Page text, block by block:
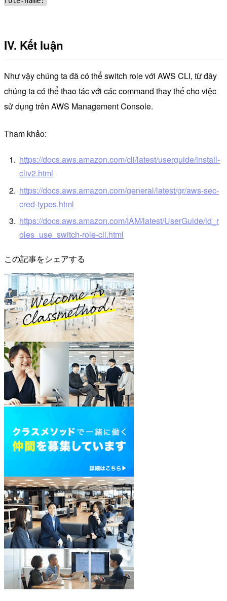
IV. Kết luận
Như vậy chúng ta đã có thể switch role với AWS CLI, từ đây
chúng ta có thể thao tác với các command thay thế cho việc
sử dụng trên AWS Management Console.
Tham khảo:
https://docs.aws.amazon.com/cli/latest/userguide/install-
cliv2.html
https://docs.aws.amazon.com/general/latest/gr/aws-sec-
cred-types.html
https://docs.aws.amazon.com/IAM/latest/UserGuide/id_r
oles_use_switch-role-cli.html
この記事をシェアする